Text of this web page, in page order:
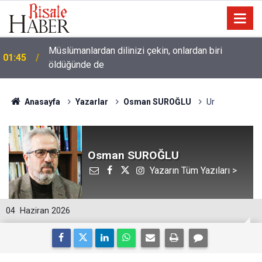
01:45
Müslümanlardan dilinizi çekin, onlardan biri
öldüğünde de
Anasayfa Yazarlar Osman SUROĞLU Ur
Osman SUROĞLU
Yazarın Tüm Yazıları >
04 Haziran 2026